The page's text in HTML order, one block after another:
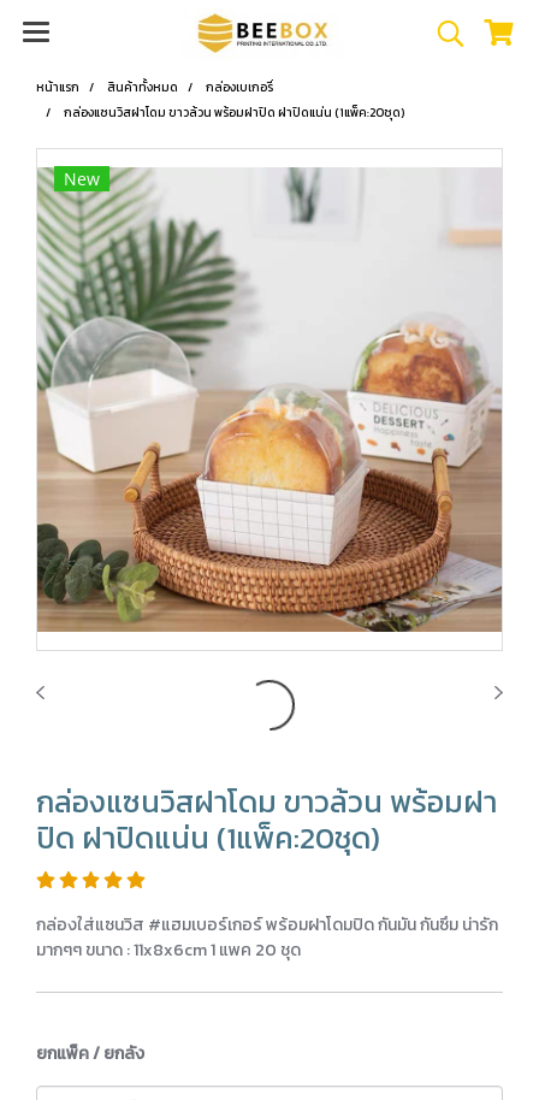
หน้าแรก สินค้าทั้งหมด
กล่องเบเกอรี่
กล่องแซนวิสฝาโดม ขาวล้วน พร้อมฝาปิด ฝาปิดแน่น (1แพ็ค:20ชุด)
New
กล่องแซนวิสฝาโดม ขาวล้วน พร้อมฝา
ปิด ฝาปิดแน่น (1แพ็ค:20ชุด)
กล่องใส่แซนวิส #แฮมเบอร์เกอร์ พร้อมฝาโดมปิด กันมัน กันซึม น่ารัก
มากๆๆ ขนาด : 11x8x6cm 1 แพค 20 ชุด
ยกแพ็ค / ยกลัง